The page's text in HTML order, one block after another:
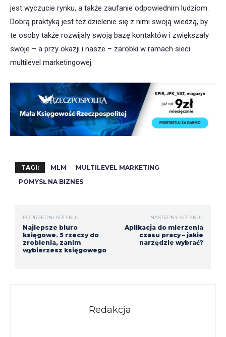
jest wyczucie rynku, a także zaufanie odpowiednim ludziom.
Dobrą praktyką jest też dzielenie się z nimi swoją wiedzą, by
te osoby także rozwijały swoją bazę kontaktów i zwiększały
swoje – a przy okazji i nasze – zarobki w ramach sieci
multilevel marketingowej.
TAGI: MLM
MULTILEVEL MARKETING
POMYSŁ NA BIZNES
POPRZEDNI ARTYKUŁ
Najlepsze biuro
księgowe. 5 rzeczy do
zrobienia, zanim
wybierzesz księgowego
NASTĘPNY ARTYKUŁ
Aplikacja do mierzenia
czasu pracy – jakie
narzędzie wybrać?
Redakcja